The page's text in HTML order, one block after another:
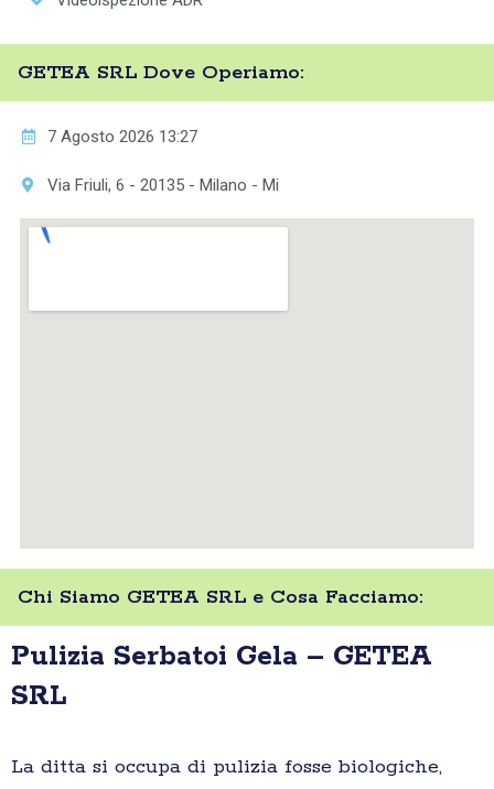
GETEA SRL Dove Operiamo:
7 Agosto 2026 13:27
Via Friuli, 6 - 20135 - Milano - Mi
Chi Siamo GETEA SRL e Cosa Facciamo:
Pulizia Serbatoi Gela – GETEA
SRL
La ditta si occupa di pulizia fosse biologiche,